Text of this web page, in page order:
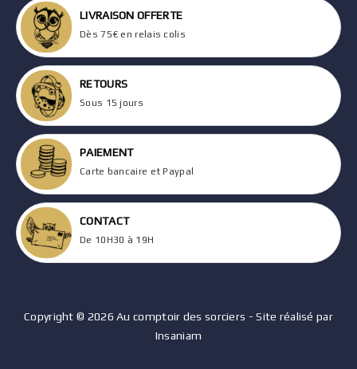
LIVRAISON OFFERTE
Dès 75€ en relais colis
RETOURS
Sous 15 jours
PAIEMENT
Carte bancaire et Paypal
CONTACT
De 10H30 à 19H
Copyright © 2026 Au comptoir des sorciers - Site réalisé par
Insaniam